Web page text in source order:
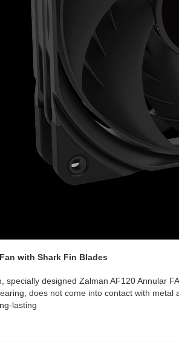
with Shark Fin Blades
specially designed Zalman AF120 Annular
does not come into contact with metal
lasting